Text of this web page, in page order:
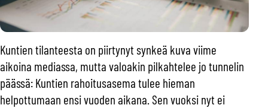
Kuntien tilanteesta on piirtynyt synkeä kuva viime
aikoina mediassa, mutta valoakin pilkahtelee jo tunnelin
päässä: Kuntien rahoitusasema tulee hieman
helpottumaan ensi vuoden aikana. Sen vuoksi nyt ei